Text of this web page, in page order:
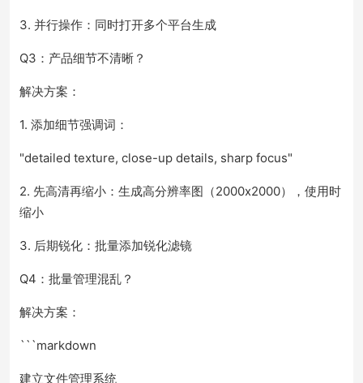
3. 并行操作：同时打开多个平台生成
Q3：产品细节不清晰？
解决方案：
1. 添加细节强调词：
"detailed texture, close-up details, sharp focus"
2. 先高清再缩小：生成高分辨率图（2000x2000），使用时
缩小
3. 后期锐化：批量添加锐化滤镜
Q4：批量管理混乱？
解决方案：
```markdown
建立文件管理系统